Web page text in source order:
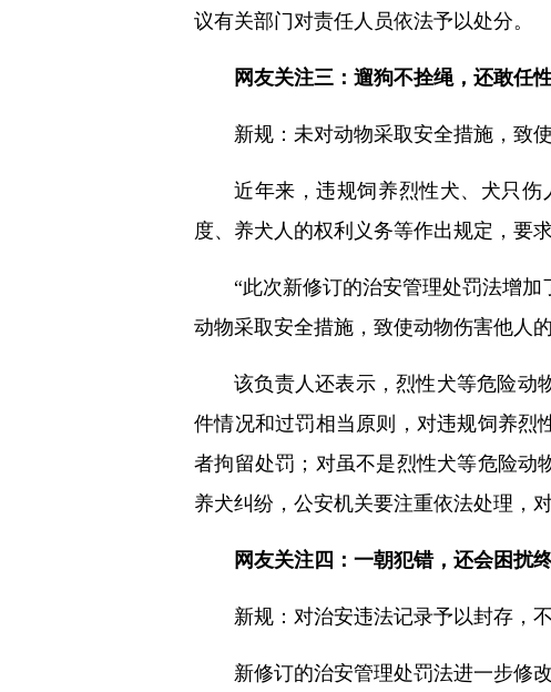
议有关部门对责任人员依法予以处分。
网友关注三：遛狗不拴绳，还敢任
新规：未对动物采取安全措施，致
近年来，违规饲养烈性犬、犬只
度、养犬人的权利义务等作出规定，要
“此次新修订的治安管理处罚法增
动物采取安全措施，致使动物伤害他人
该负责人还表示，烈性犬等危险动
件情况和过罚相当原则，对违规饲养烈
者拘留处罚；对虽不是烈性犬等危险动
养犬纠纷，公安机关要注重依法处理，
网友关注四：一朝犯错，还会困扰
新规：对治安违法记录予以封存，
新修订的治安管理处罚法进一步修